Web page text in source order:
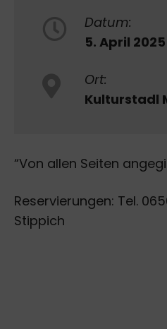
Datum:
5. April 2025
Ort:
Kulturstadl
“Von allen Seiten
Reservierungen: Tel.
Stippich